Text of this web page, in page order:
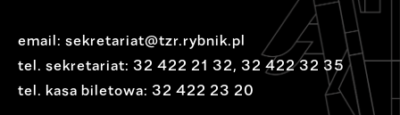
email: sekretariat@tzr.rybnik.pl
tel. sekretariat: 32 422 21 32, 32 422 32 35
tel. kasa biletowa: 32 422 23 20